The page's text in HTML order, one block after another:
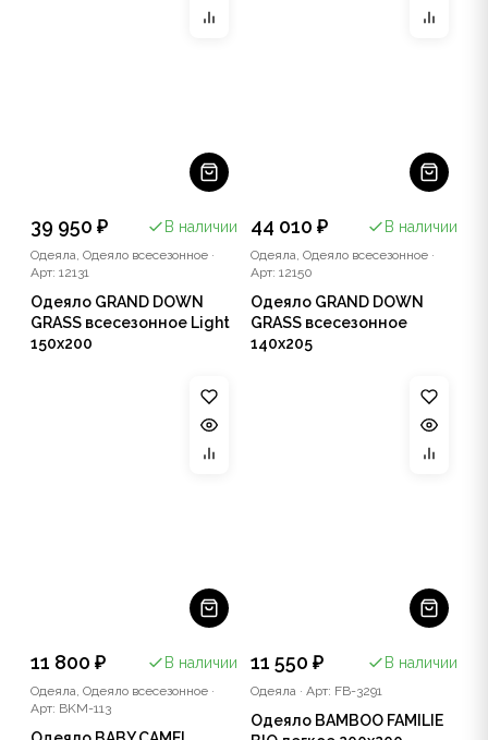
39 950 ₽ В наличии
Одеяла, Одеяло всесезонное ·
Арт: 12131
Одеяло GRAND DOWN
GRASS всесезонное Light
150x200
44 010 ₽ В наличии
Одеяла, Одеяло всесезонное ·
Арт: 12150
Одеяло GRAND DOWN
GRASS всесезонное
140x205
11 800 ₽ В наличии
Одеяла, Одеяло всесезонное ·
Арт: BKM-113
11 550 ₽ В наличии
Одеяла · Арт: FB-3291
Одеяло BAMBOO FAMILIE